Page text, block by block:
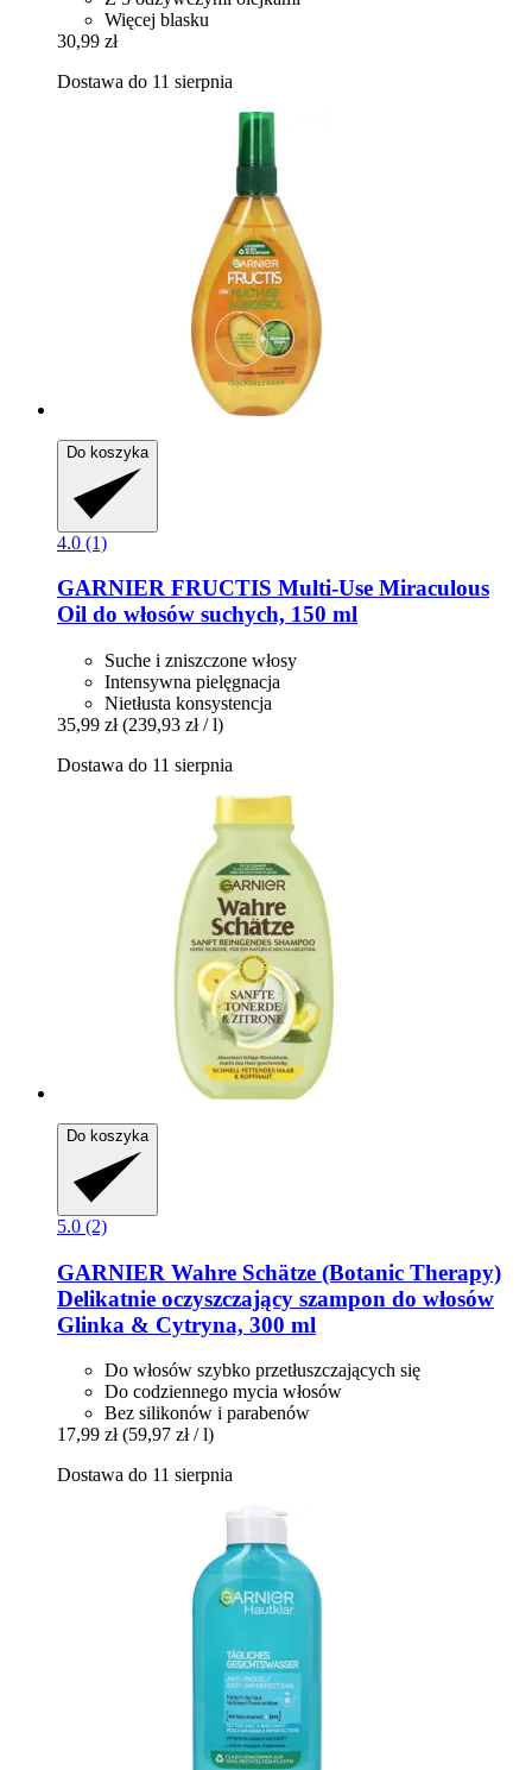
Więcej blasku
30,99 zł
Dostawa do 11 sierpnia
Do koszyka
4.0 (1)
GARNIER FRUCTIS Multi-​Use Miraculous
Oil do włosów suchych, 150 ml
Suche i zniszczone włosy
Intensywna pielęgnacja
Nietłusta konsystencja
35,99 zł (239,93 zł / l)
Dostawa do 11 sierpnia
Do koszyka
5.0 (2)
GARNIER Wahre Schätze (Botanic Therapy)
Delikatnie oczyszczający szampon do włosów
Glinka & Cytryna, 300 ml
Do włosów szybko przetłuszczających się
Do codziennego mycia włosów
Bez silikonów i parabenów
17,99 zł (59,97 zł / l)
Dostawa do 11 sierpnia